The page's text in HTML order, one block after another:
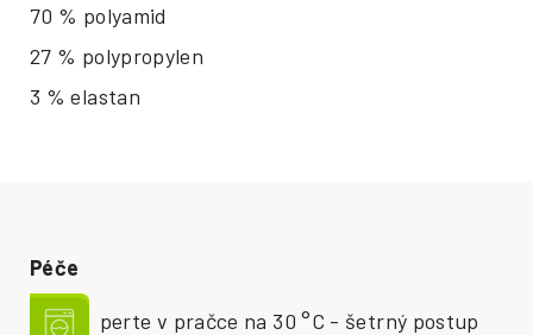
Péče
perte v pračce na 30 °C - šetrný postup
70 % polyamid
27 % polypropylen
3 % elastan